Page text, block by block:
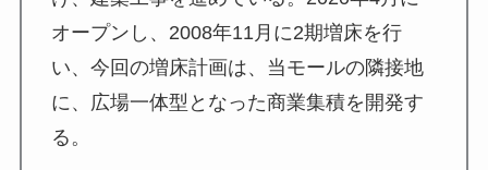
オープンし、2008年11月に2期増床を行
い、今回の増床計画は、当モールの隣接地
に、広場一体型となった商業集積を開発す
る。